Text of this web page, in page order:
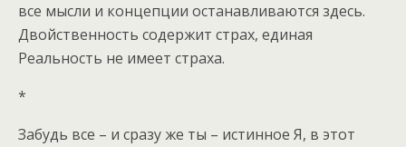
все мысли и концепции останавливаются здесь.
Двойственность содержит страх, единая
Реальность не имеет страха.
*
Забудь все – и сразу же ты – истинное Я, в этот